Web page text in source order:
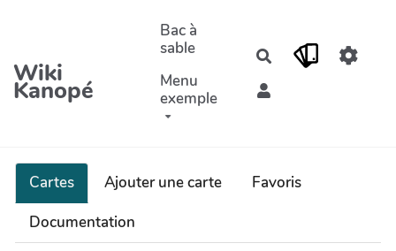
Aller au contenu principal
Wiki
Kanopé
Bac à
sable
Menu
exemple
Rechercher
Cartes Ajouter une carte
Favoris
Documentation